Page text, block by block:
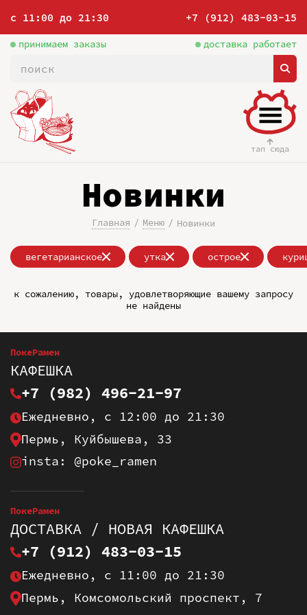
с 11:00 до 21:30 +7 (912) 483-03-15
принимаем заказы доставка работает
тап сюда
Новинки
Главная Меню Новинки
вегетарианское утка острое
к сожалению, товары, удовлетворяющие вашему запросу
не найдены
ПокеРамен
КАФЕШКА
+7 (982) 496-21-97
Ежедневно, с 12:00 до 21:30
Пермь, Куйбышева, 33
insta: @poke_ramen
ПокеРамен
ДОСТАВКА / НОВАЯ КАФЕШКА
+7 (912) 483-03-15
Ежедневно, с 11:00 до 21:30
Пермь, Комсомольский проспект, 7